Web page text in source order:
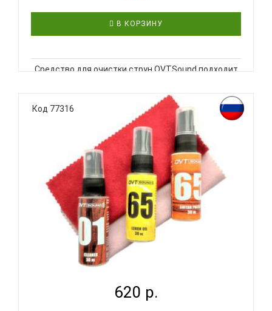
В КОРЗИНУ
Средство для очистки струн OVTSound подходит
Эффективно удаляет органические загрязнения с
поверхности. Придаст чистоту и освежит
звучание, продлит срок службы струн. Объём: 30
мл. Комплект: салфетка. Произв..
Код 77316
OVTSOUND COM-2 - НАБОР СРЕДСТВ ДЛЯ УХОДА...
620 р.